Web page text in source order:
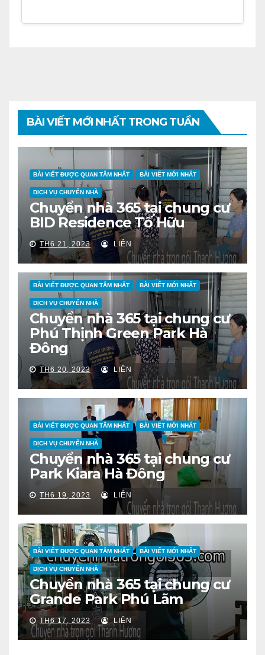
BÀI VIẾT MỚI NHẤT TRONG TUẦN
BÀI VIẾT ĐƯỢC QUAN TÂM NHẤT BÀI VIẾT MỚI NHẤT
DỊCH VỤ CHUYỂN NHÀ
Chuyển nhà 365 tại chung cư
BID Residence Tố Hữu
TH6 21, 2023 LIÊN
BÀI VIẾT ĐƯỢC QUAN TÂM NHẤT BÀI VIẾT MỚI NHẤT
DỊCH VỤ CHUYỂN NHÀ
Chuyển nhà 365 tại chung cư
Phú Thịnh Green Park Hà
Đông
TH6 20, 2023 LIÊN
BÀI VIẾT ĐƯỢC QUAN TÂM NHẤT BÀI VIẾT MỚI NHẤT
DỊCH VỤ CHUYỂN NHÀ
Chuyển nhà 365 tại chung cư
Park Kiara Hà Đông
TH6 19, 2023 LIÊN
BÀI VIẾT ĐƯỢC QUAN TÂM NHẤT BÀI VIẾT MỚI NHẤT
DỊCH VỤ CHUYỂN NHÀ
Chuyển nhà 365 tại chung cư
Grande Park Phú Lãm
TH6 17, 2023 LIÊN